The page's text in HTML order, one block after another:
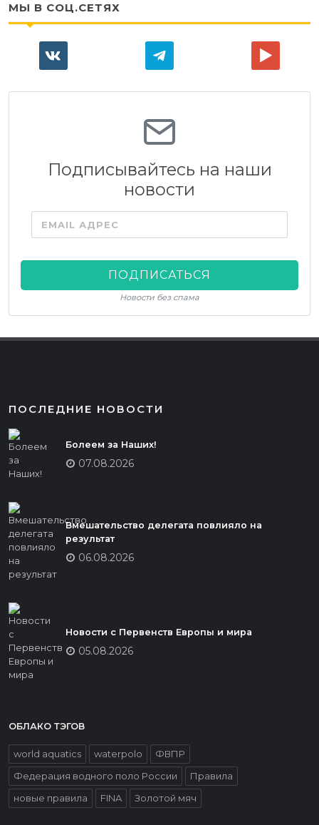
МЫ В СОЦ.СЕТЯХ
Подписывайтесь на наши
новости
EMAIL АДРЕС
ПОДПИСАТЬСЯ
Новости без спама
ПОСЛЕДНИЕ НОВОСТИ
Болеем за Наших!
07.08.2026
Вмешательство делегата повлияло на
результат
06.08.2026
Новости с Первенств Европы и мира
05.08.2026
ОБЛАКО ТЭГОВ
world aquatics waterpolo
ФВПР
Федерация водного поло России
Правила
новые правила
FINA Золотой мяч